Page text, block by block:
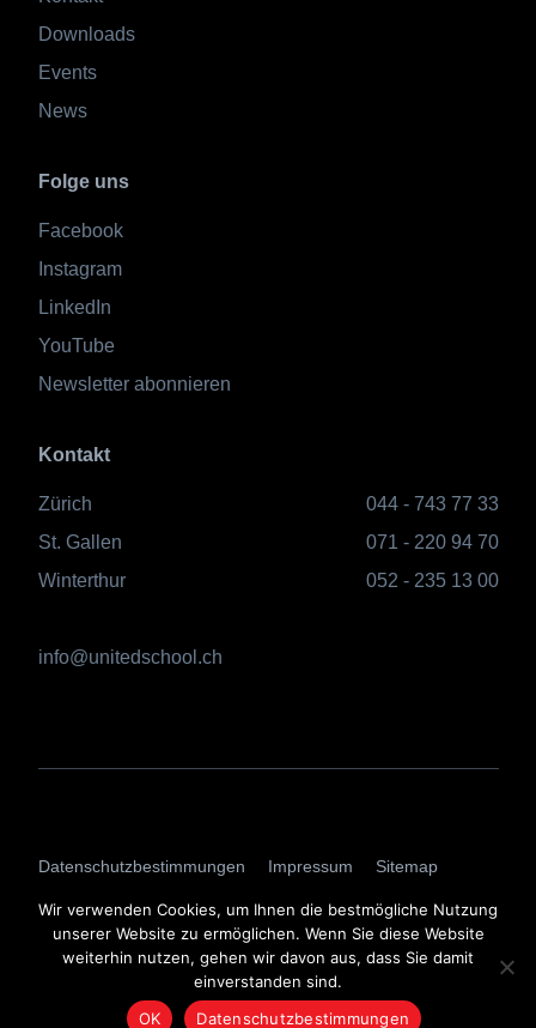
Downloads
Events
News
Folge uns
Facebook
Instagram
LinkedIn
YouTube
Newsletter abonnieren
Kontakt
Zürich
044 - 743 77 33
St. Gallen
071 - 220 94 70
Winterthur
052 - 235 13 00
info@unitedschool.ch
Datenschutzbestimmungen AGBs
Impressum
Sitemap
Login
Wir verwenden Cookies, um Ihnen die bestmögliche Nutzung
unserer Website zu ermöglichen. Wenn Sie diese Website
weiterhin nutzen, gehen wir davon aus, dass Sie damit
einverstanden sind.
OK
Datenschutzbestimmungen